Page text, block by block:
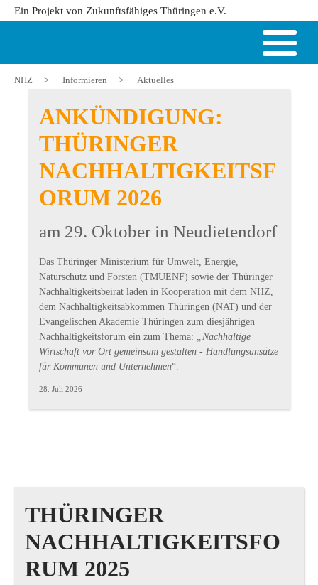
Ein Projekt von Zukunftsfähiges Thüringen e.V.
NHZ > Informieren > Aktuelles
28. Juli 2026
ANKÜNDIGUNG:
THÜRINGER
NACHHALTIGKEITSF
ORUM 2026
am 29. Oktober in Neudietendorf
Das Thüringer Ministerium für Umwelt, Energie,
Naturschutz und Forsten (TMUENF) sowie der Thüringer
Nachhaltigkeitsbeirat laden in Kooperation mit dem NHZ,
dem Nachhaltigkeitsabkommen Thüringen (NAT) und der
Evangelischen Akademie Thüringen zum diesjährigen
Nachhaltigkeitsforum ein zum Thema: „Nachhaltige
Wirtschaft vor Ort gemeinsam gestalten - Handlungsansätze
für Kommunen und Unternehmen“.
THÜRINGER
NACHHALTIGKEITSFO
RUM 2025